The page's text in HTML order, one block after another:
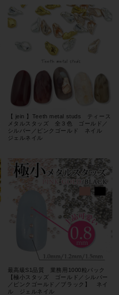
【 jein 】Teeth metal studs ティース
メタルスタッズ 全３色 ゴールド／
シルバー／ピンクゴールド ネイル
ジェルネイル
最高級S1品質 業務用1000粒パック
【極小スタッズ ゴールド／シルバー
／ピンクゴールド／ブラック】 ネイ
ル ジェルネイル